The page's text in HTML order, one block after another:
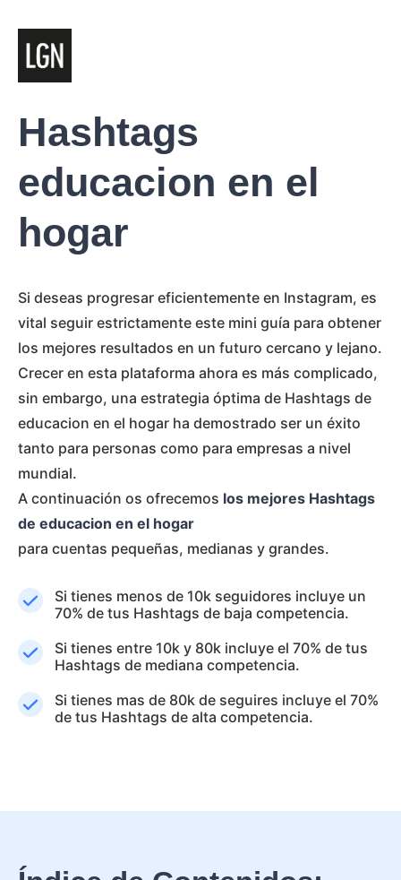
Hashtags
educacion en el
hogar
Si deseas progresar eficientemente en Instagram, es
vital seguir estrictamente este mini guía para obtener
los mejores resultados en un futuro cercano y lejano.
Crecer en esta plataforma ahora es más complicado,
sin embargo, una estrategia óptima de Hashtags de
educacion en el hogar ha demostrado ser un éxito
tanto para personas como para empresas a nivel
mundial.
A continuación os ofrecemos los mejores Hashtags
de educacion en el hogar
para cuentas pequeñas, medianas y grandes.
Si tienes menos de 10k seguidores incluye un
70% de tus Hashtags de baja competencia.
Si tienes entre 10k y 80k incluye el 70% de tus
Hashtags de mediana competencia.
Si tienes mas de 80k de seguires incluye el 70%
de tus Hashtags de alta competencia.